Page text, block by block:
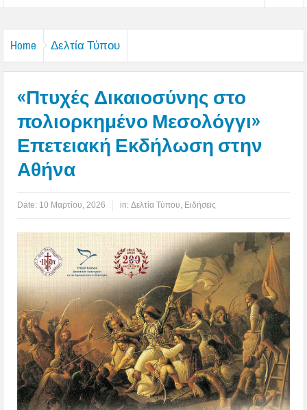
Home Δελτία Τύπου
«Πτυχές Δικαιοσύνης στο
πολιορκημένο Μεσολόγγι»
Επετειακή Εκδήλωση στην
Αθήνα
Date: 10 Μαρτίου, 2026 in:Δελτία Τύπου Ειδήσεις